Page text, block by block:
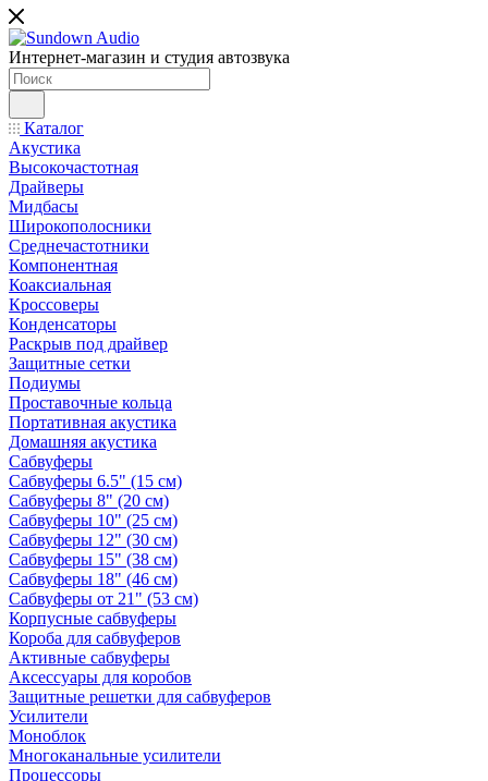
Интернет-магазин и студия автозвука
Каталог
Акустика
Высокочастотная
Драйверы
Мидбасы
Широкополосники
Среднечастотники
Компонентная
Коаксиальная
Кроссоверы
Конденсаторы
Раскрыв под драйвер
Защитные сетки
Подиумы
Проставочные кольца
Портативная акустика
Домашняя акустика
Сабвуферы
Сабвуферы 6.5" (15 см)
Сабвуферы 8" (20 см)
Сабвуферы 10" (25 см)
Сабвуферы 12" (30 см)
Сабвуферы 15" (38 см)
Сабвуферы 18" (46 см)
Сабвуферы от 21" (53 см)
Корпусные сабвуферы
Короба для сабвуферов
Активные сабвуферы
Аксессуары для коробов
Защитные решетки для сабвуферов
Усилители
Моноблок
Многоканальные усилители
Процессоры